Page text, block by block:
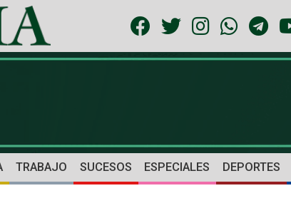
TRABAJO SUCESOS ESPECIALES DEPORTES